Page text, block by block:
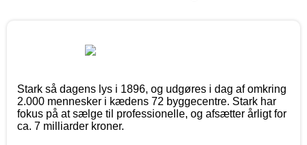
Stark så dagens lys i 1896, og udgøres i dag af omkring
2.000 mennesker i kædens 72 byggecentre. Stark har
fokus på at sælge til professionelle, og afsætter årligt for
ca. 7 milliarder kroner.